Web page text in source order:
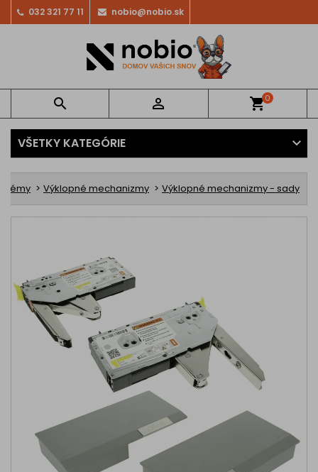
032 321 77 11 nobio@nobio.sk
  shopping_cart0
VŠETKY KATEGÓRIE
Výklopné mechanizmy Výklopné mechanizmy - sady